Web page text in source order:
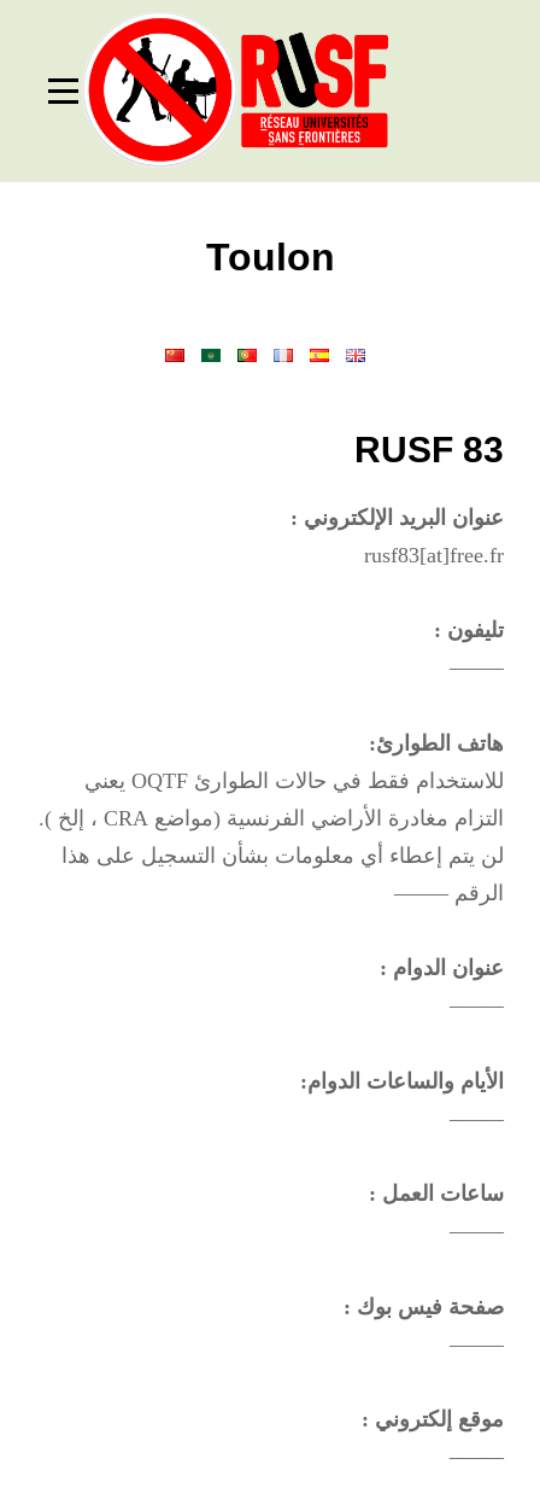
Toulon
RUSF 83
عنوان البريد الإلكتروني :
rusf83[at]free.fr
تليفون :
——–
هاتف الطوارئ:
للاستخدام فقط في حالات الطوارئ OQTF يعني
التزام مغادرة الأراضي الفرنسية (مواضع CRA ، إلخ ).
لن يتم إعطاء أي معلومات بشأن التسجيل على هذا
الرقم ——–
عنوان الدوام :
——–
الأيام والساعات الدوام:
——–
ساعات العمل :
——–
صفحة فيس بوك :
——–
موقع إلكتروني :
——–